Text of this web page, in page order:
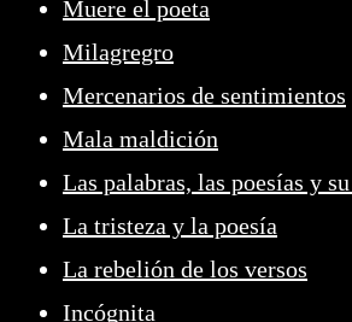
Muere el poeta
Milagregro
Mercenarios de sentimientos
Mala maldición
Las palabras, las poesías y
La tristeza y la poesía
La rebelión de los versos
Incógnita